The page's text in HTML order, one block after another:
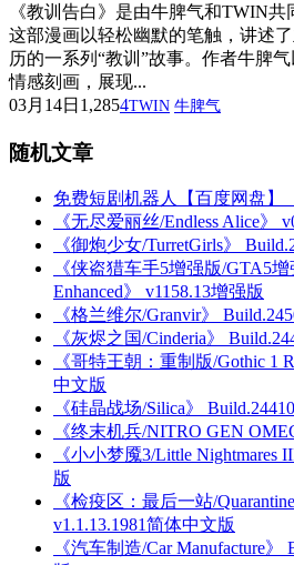
《教训告白》是由牛脾气和TWIN共
这部漫画以轻松幽默的笔触，讲述
历的一系列“教训”故事。作者牛脾
情感刻画，展现...
03月14日 1,2854TWIN 牛脾气
随机文章
免费短剧机器人【百度网盘】
《无尽爱丽丝/Endless Alice》
《御炮少女/TurretGirls》
《侠盗猎车手5增强版/GTA5
Enhanced》 v1158.13增强版
《格兰维尔/Granvir》
《灰烬之国/Cinderia》
《哥特王朝：重制版/Gothic 1
中文版
《硅晶战场/Silica》
《终末机兵/NITRO GEN
《小小梦魇3/Little Nightmares
版
《检疫区：最后一站/
v1.1.13.1981简体中文版
《汽车制造/Car Manufacture